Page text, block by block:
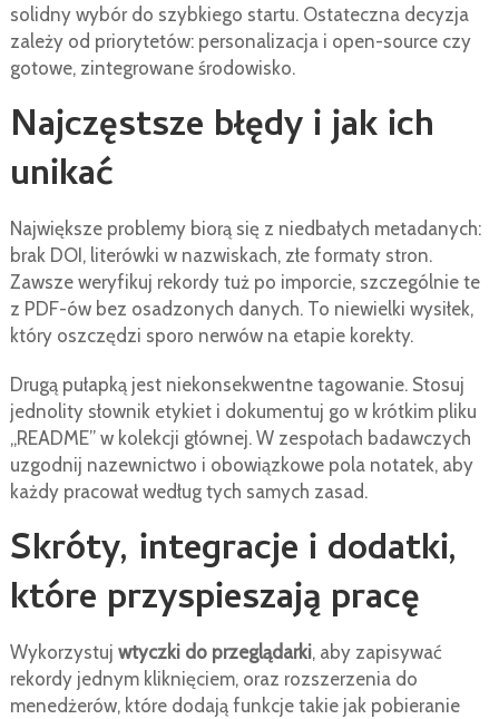
solidny wybór do szybkiego startu. Ostateczna decyzja
zależy od priorytetów: personalizacja i open-source czy
gotowe, zintegrowane środowisko.
Najczęstsze błędy i jak ich
unikać
Największe problemy biorą się z niedbałych metadanych:
brak DOI, literówki w nazwiskach, złe formaty stron.
Zawsze weryfikuj rekordy tuż po imporcie, szczególnie te
z PDF-ów bez osadzonych danych. To niewielki wysiłek,
który oszczędzi sporo nerwów na etapie korekty.
Drugą pułapką jest niekonsekwentne tagowanie. Stosuj
jednolity słownik etykiet i dokumentuj go w krótkim pliku
„README” w kolekcji głównej. W zespołach badawczych
uzgodnij nazewnictwo i obowiązkowe pola notatek, aby
każdy pracował według tych samych zasad.
Skróty, integracje i dodatki,
które przyspieszają pracę
Wykorzystuj wtyczki do przeglądarki, aby zapisywać
rekordy jednym kliknięciem, oraz rozszerzenia do
menedżerów, które dodają funkcje takie jak pobieranie